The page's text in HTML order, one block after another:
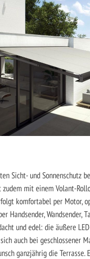
Sicht- und Sonnenschutz
zudem mit einem Volant-
komfortabel per Motor,
Handsender, Wandsender,
und edel: die äußere
auch bei geschlossener
ganzjährig die Terrasse.